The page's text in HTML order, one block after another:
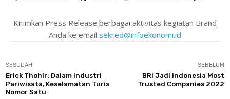
Kirimkan Press Release berbagai aktivitas kegiatan Brand
Anda ke email sekred@infoekonomi.id
SESUDAH
Erick Thohir: Dalam Industri
Pariwisata, Keselamatan Turis
Nomor Satu
SEBELUM
BRI Jadi Indonesia Most
Trusted Companies 2022